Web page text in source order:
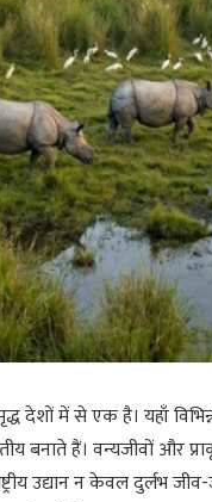
देशों में से एक है। यहाँ
बनाते हैं। वन्यजीवों और
उद्यान न केवल दुर्लभ